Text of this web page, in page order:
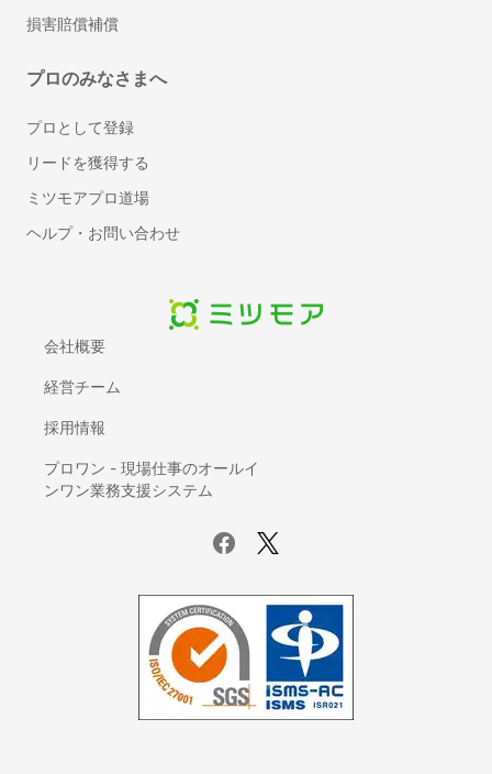
会社概要
経営チーム
採用情報
プロワン - 現場仕事のオールイ
ンワン業務支援システム
損害賠償補償
プロのみなさまへ
プロとして登録
リードを獲得する
ミツモアプロ道場
ヘルプ・お問い合わせ